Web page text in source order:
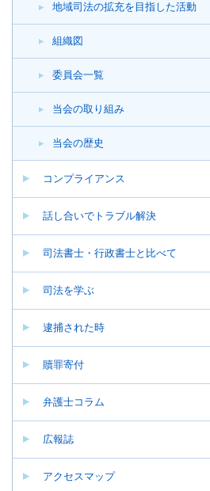
地域司法の拡充を目指した活動
組織図
委員会一覧
当会の取り組み
当会の歴史
コンプライアンス
話し合いでトラブル解決
司法書士・行政書士と比べて
司法を学ぶ
逮捕された時
贖罪寄付
弁護士コラム
広報誌
アクセスマップ